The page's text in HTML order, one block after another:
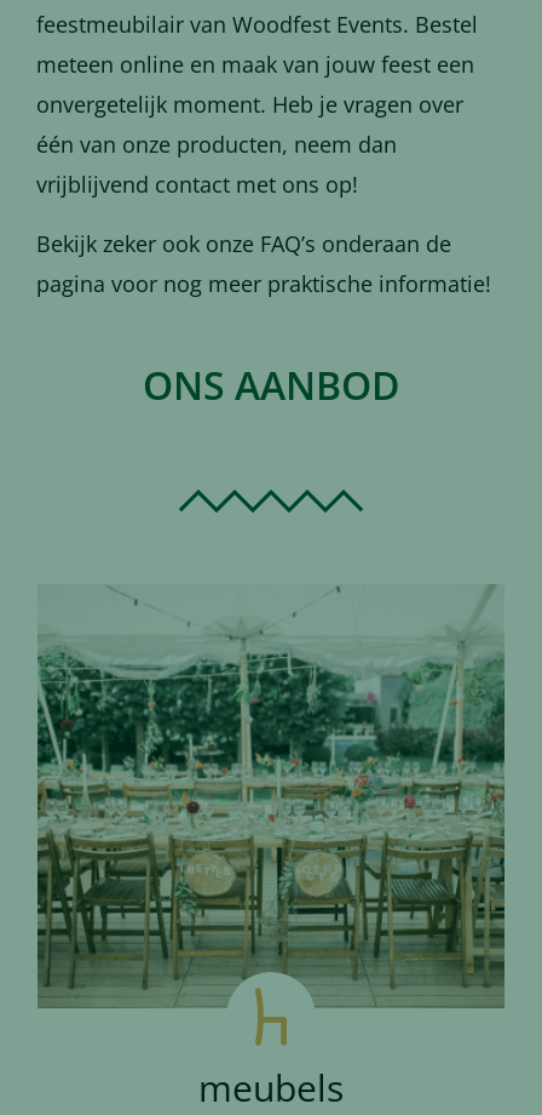
feestmeubilair van Woodfest Events. Bestel
meteen online en maak van jouw feest een
onvergetelijk moment. Heb je vragen over
één van onze producten, neem dan
vrijblijvend contact met ons op!
Bekijk zeker ook onze FAQ’s onderaan de
pagina voor nog meer praktische informatie!
ONS AANBOD
meubels